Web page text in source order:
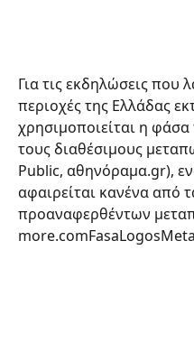
Για τις εκδηλώσεις που
περιοχές της Ελλάδας
χρησιμοποιείται η
τους διαθέσιμους
Public, αθηνόραμα.gr),
αφαιρείται κανένα από
προαναφερθέντων